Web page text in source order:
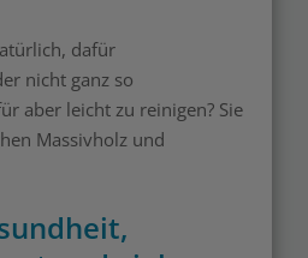
dafür
nicht ganz so
aber leicht zu reinigen? Sie
Massivholz und